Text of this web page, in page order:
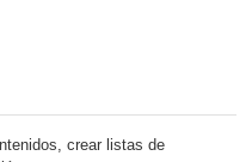
crear listas de